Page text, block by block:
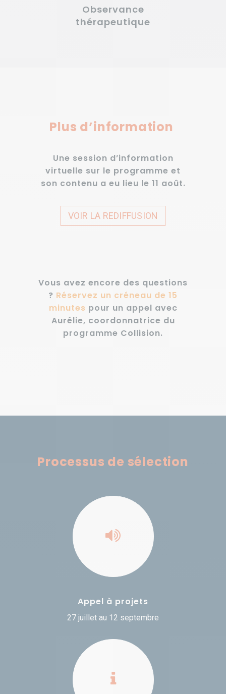
Observance
thérapeutique
Plus d’information
Une session d’information
virtuelle sur le programme et
son contenu a eu lieu le 11 août.
VOIR LA REDIFFUSION
Vous avez encore des questions
? Réservez un créneau de 15
minutes pour un appel avec
Aurélie, coordonnatrice du
programme Collision.
Processus de sélection
Appel à projets
27 juillet au 12 septembre